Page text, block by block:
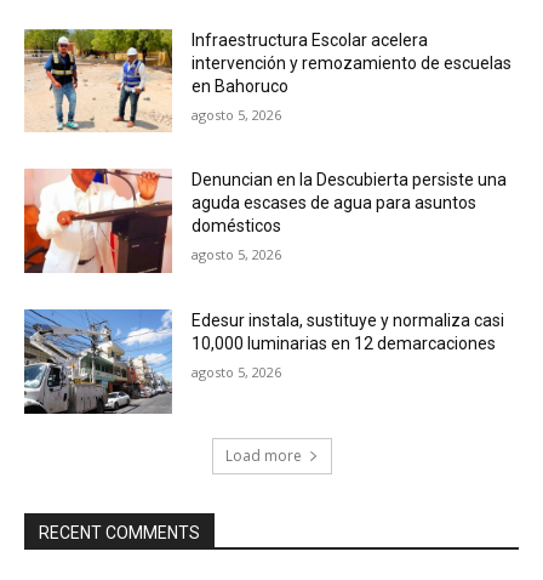
Infraestructura Escolar acelera
intervención y remozamiento de escuelas
en Bahoruco
agosto 5, 2026
Denuncian en la Descubierta persiste una
aguda escases de agua para asuntos
domésticos
agosto 5, 2026
Edesur instala, sustituye y normaliza casi
10,000 luminarias en 12 demarcaciones
agosto 5, 2026
Load more
RECENT COMMENTS